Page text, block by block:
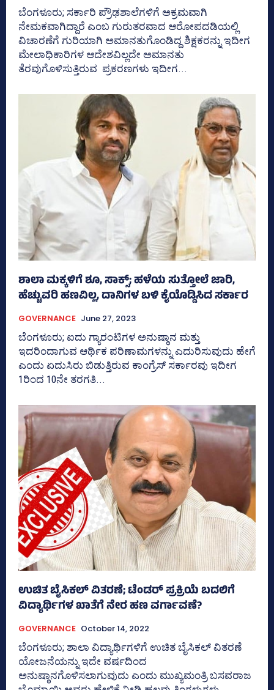
ಬೆಂಗಳೂರು; ಸರ್ಕಾರಿ ಪ್ರೌಢಶಾಲೆಗಳಿಗೆ ಅಕ್ರಮವಾಗಿ
ನೇಮಕವಾಗಿದ್ದಾರೆ ಎಂಬ ಗುರುತರವಾದ ಆರೋಪದಡಿಯಲ್ಲಿ
ವಿಚಾರಣೆಗೆ ಗುರಿಯಾಗಿ ಅಮಾನತುಗೊಂಡಿದ್ದ ಶಿಕ್ಷಕರನ್ನು ಇದೀಗ
ಮೇಲಾಧಿಕಾರಿಗಳ ಆದೇಶವಿಲ್ಲದೇ ಅಮಾನತು
ತೆರವುಗೊಳಿಸುತ್ತಿರುವ ಪ್ರಕರಣಗಳು ಇದೀಗ...
ಶಾಲಾ ಮಕ್ಕಳಿಗೆ ಶೂ, ಸಾಕ್ಸ್‌; ಹಳೆಯ ಸುತ್ತೋಲೆ ಜಾರಿ,
ಹೆಚ್ಚುವರಿ ಹಣವಿಲ್ಲ, ದಾನಿಗಳ ಬಳಿ ಕೈಯೊಡ್ಡಿಸಿದ ಸರ್ಕಾರ
GOVERNANCE June 27, 2023
ಬೆಂಗಳೂರು; ಐದು ಗ್ಯಾರಂಟಿಗಳ ಅನುಷ್ಠಾನ ಮತ್ತು
ಇದರಿಂದಾಗುವ ಆರ್ಥಿಕ ಪರಿಣಾಮಗಳನ್ನು ಎದುರಿಸುವುದು ಹೇಗೆ
ಎಂದು ಏದುಸಿರು ಬಿಡುತ್ತಿರುವ ಕಾಂಗ್ರೆಸ್‌ ಸರ್ಕಾರವು ಇದೀಗ
1ರಿಂದ 10ನೇ ತರಗತಿ...
ಉಚಿತ ಬೈಸಿಕಲ್‌ ವಿತರಣೆ; ಟೆಂಡರ್‌ ಪ್ರಕ್ರಿಯೆ ಬದಲಿಗೆ
ವಿದ್ಯಾರ್ಥಿಗಳ ಖಾತೆಗೆ ನೇರ ಹಣ ವರ್ಗಾವಣೆ?
GOVERNANCE October 14, 2022
ಬೆಂಗಳೂರು; ಶಾಲಾ ವಿದ್ಯಾರ್ಥಿಗಳಿಗೆ ಉಚಿತ ಬೈಸಿಕಲ್‌ ವಿತರಣೆ
ಯೋಜನೆಯನ್ನು ಇದೇ ವರ್ಷದಿಂದ
ಅನುಷ್ಠಾನಗೊಳಿಸಲಾಗುವುದು ಎಂದು ಮುಖ್ಯಮಂತ್ರಿ ಬಸವರಾಜ